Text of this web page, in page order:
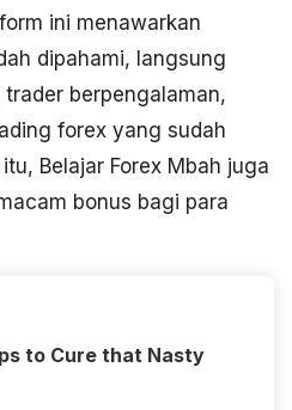
ini menawarkan
dipahami, langsung
berpengalaman,
forex yang sudah
Belajar Forex Mbah juga
bonus bagi para
to Cure that Nasty